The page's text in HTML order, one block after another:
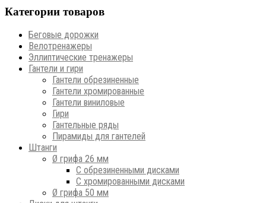
Категории товаров
Беговые дорожки
Велотренажеры
Эллиптические тренажеры
Гантели и гири
Гантели обрезиненные
Гантели хромированные
Гантели виниловые
Гири
Гантельные ряды
Пирамиды для гантелей
Штанги
Ø грифа 26 мм
С обрезиненными дисками
С хромированными дисками
Ø грифа 50 мм